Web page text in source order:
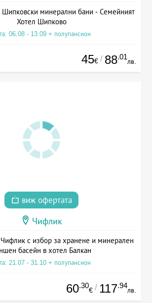
Шипковски минерални бани - Семейният
Хотел Шипково
06.08 - 13.09 + полупансион
45€ / 88.01
лв.
виж офертата
Чифлик
с избор за хранене и минерален
басейн в хотел Балкан
21.07 - 31.10 + полупансион
60.30
€ / 117.94
лв.